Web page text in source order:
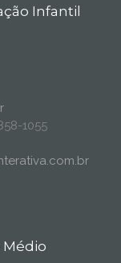
Infantil
1055